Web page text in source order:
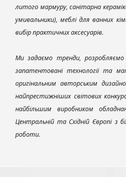
литого мармуру, санітарна
умивальники), меблі для ванних
вибір практичних аксесуарів.
Ми задаємо тренди, розробляємо
запатентовані технології та
оригінальним авторським
найпрестижніших світових
найбільшим виробником
Центральній та Східній Європі з
роботи.